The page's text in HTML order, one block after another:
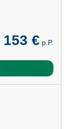
153 € p.P.